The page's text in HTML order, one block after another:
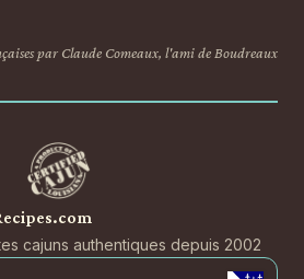
par Claude Comeaux, l'ami de Boudreaux
cajuns authentiques depuis 2002